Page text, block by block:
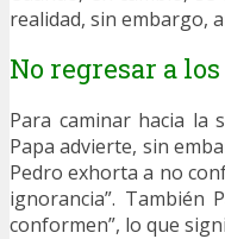
realidad, sin embargo,
No regresar a
Para caminar hacia la
Papa advierte, sin
Pedro exhorta a no
ignorancia”. También
conformen”, lo que